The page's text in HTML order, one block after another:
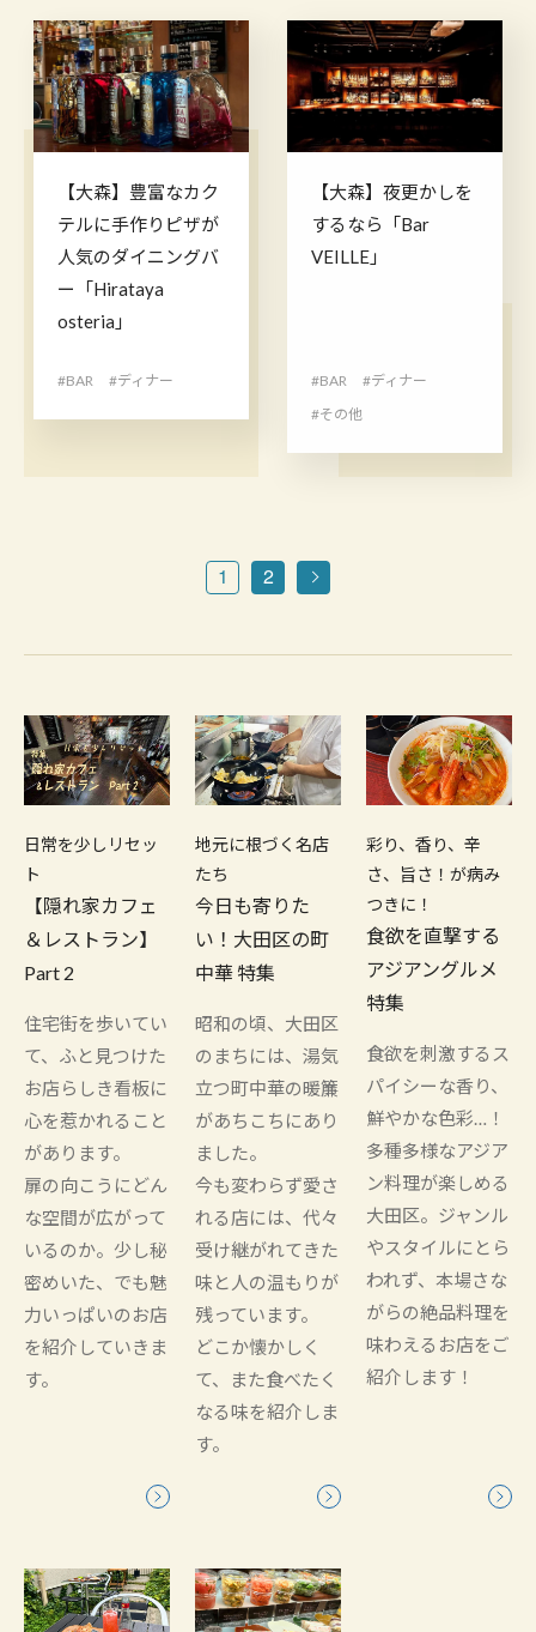
【大森】豊富なカク
テルに手作りピザが
人気のダイニングバ
ー「Hirataya
osteria」
#BAR #ディナー
【大森】夜更かしを
するなら「Bar
VEILLE」
#BAR
#ディナー
#その他
1 2
日常を少しリセッ
ト
【隠れ家カフェ
＆レストラン】
Part 2
住宅街を歩いてい
て、ふと見つけた
お店らしき看板に
心を惹かれること
があります。
扉の向こうにどん
な空間が広がって
いるのか。少し秘
密めいた、でも魅
力いっぱいのお店
を紹介していきま
す。
地元に根づく名店
たち
今日も寄りた
い！大田区の町
中華 特集
昭和の頃、大田区
のまちには、湯気
立つ町中華の暖簾
があちこちにあり
ました。
今も変わらず愛さ
れる店には、代々
受け継がれてきた
味と人の温もりが
残っています。
どこか懐かしく
て、また食べたく
なる味を紹介しま
す。
彩り、香り、辛
さ、旨さ！が病み
つきに！
食欲を直撃する
アジアングルメ
特集
食欲を刺激するス
パイシーな香り、
鮮やかな色彩…！
多種多様なアジア
ン料理が楽しめる
大田区。ジャンル
やスタイルにとら
われず、本場さな
がらの絶品料理を
味わえるお店をご
紹介します！